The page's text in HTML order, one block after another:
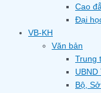
Cao
Đại
VB-KH
Văn bản
Trung
UBND
Bộ,